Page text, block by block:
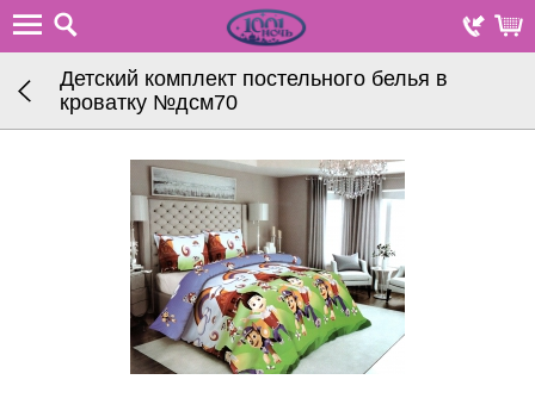
Детский комплект постельного белья в
кроватку №дсм70